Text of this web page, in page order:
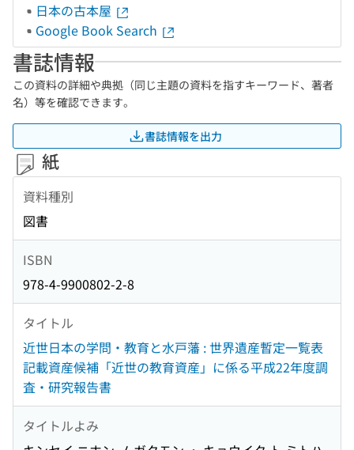
日本の古本屋
Google Book Search
書誌情報
この資料の詳細や典拠（同じ主題の資料を指すキーワード、著者
名）等を確認できます。
書誌情報を出力
紙
資料種別
図書
ISBN
978-4-9900802-2-8
タイトル
近世日本の学問・教育と水戸藩 : 世界遺産暫定一覧表
記載資産候補「近世の教育資産」に係る平成22年度調
査・研究報告書
タイトルよみ